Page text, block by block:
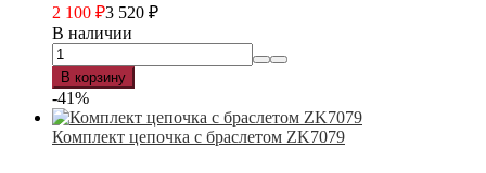
2 100 ₽3 520 ₽
В наличии
В корзину
-41%
Комплект цепочка с браслетом ZK7079